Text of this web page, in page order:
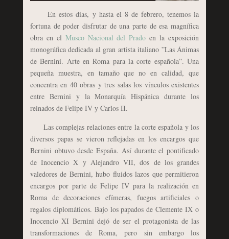
En estos días, y hasta el 8 de febrero, tenemos la
fortuna de poder disfrutar de una parte de esa magnífica
obra en el Museo Nacional del Prado en la exposición
monográfica dedicada al gran artista italiano ”Las Ánimas
de Bernini. Arte en Roma para la corte española”. Una
pequeña muestra, en tamaño que no en calidad, que
concentra en 40 obras y tres salas los vínculos existentes
entre Bernini y la Monarquía Hispánica durante los
reinados de Felipe IV y Carlos II.
Las complejas relaciones entre la corte española y los
diversos papas se vieron reflejadas en los encargos que
Bernini obtuvo desde España. Así durante el pontificado
de Inocencio X y Alejandro VII, dos de los grandes
valedores de Bernini, hubo fluidos lazos que permitieron
encargos por parte de Felipe IV para la realización en
Roma de decoraciones efímeras, fuegos artificiales o
regalos diplomáticos. Bajo los papados de Clemente IX o
Inocencio XI Bernini dejó de ser el protagonista de las
transformaciones de Roma, pero sin embargo los